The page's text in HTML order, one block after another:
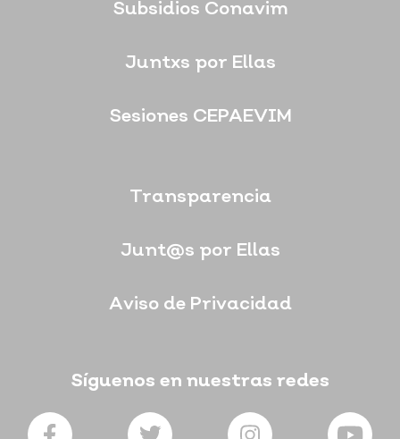
Subsidios Conavim
Juntxs por Ellas
Sesiones CEPAEVIM
Transparencia
Junt@s por Ellas
Aviso de Privacidad
Síguenos en nuestras redes